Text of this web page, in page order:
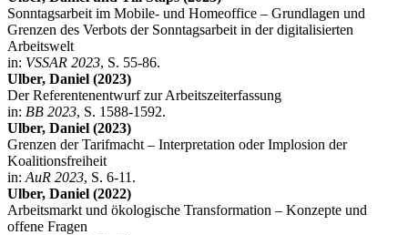
Sonntagsarbeit im Mobile- und Homeoffice – Grundlagen und
Grenzen des Verbots der Sonntagsarbeit in der digitalisierten
Arbeitswelt
in: VSSAR 2023, S. 55-86.
Ulber, Daniel (2023)
Der Referentenentwurf zur Arbeitszeiterfassung
in: BB 2023, S. 1588-1592.
Ulber, Daniel (2023)
Grenzen der Tarifmacht – Interpretation oder Implosion der
Koalitionsfreiheit
in: AuR 2023, S. 6-11.
Ulber, Daniel (2022)
Arbeitsmarkt und ökologische Transformation – Konzepte und
offene Fragen